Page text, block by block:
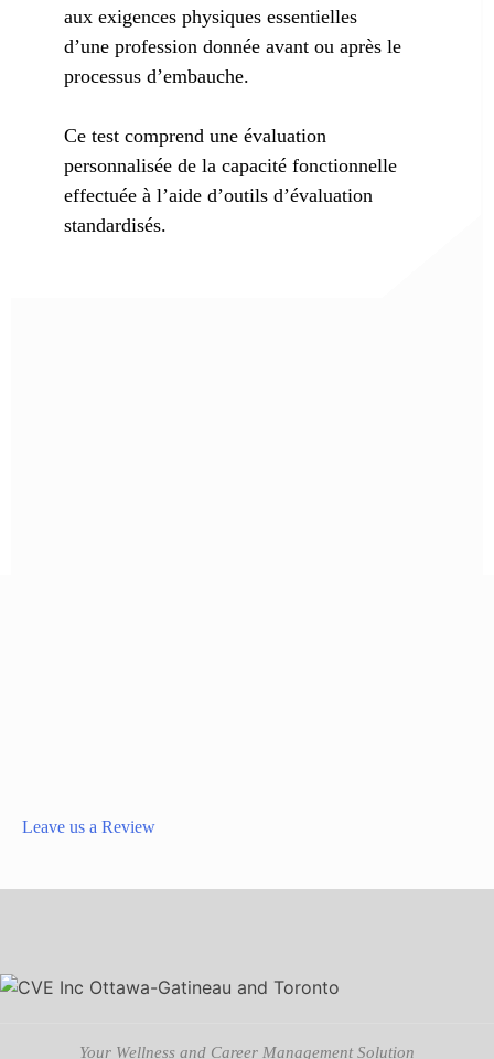
aux exigences physiques essentielles
d’une profession donnée avant ou après le
processus d’embauche.
Ce test comprend une évaluation
personnalisée de la capacité fonctionnelle
effectuée à l’aide d’outils d’évaluation
standardisés.
Leave us a Review
Your Wellness and Career Management Solution